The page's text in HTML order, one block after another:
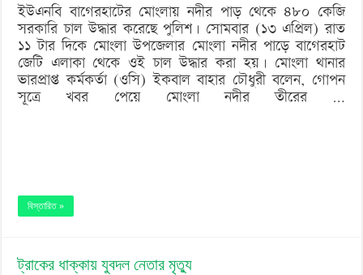
চাল
ইউএনবি বাগেরহাটের মোংলায় নদীর পাড় থেকে ৪৮০ কেজি
সরকারি চাল উদ্ধার করেছে পুলিশ। সোমবার (১৩ এপ্রিল) রাত
১১ টার দিকে মোংলা উপজেলার মোংলা নদীর পাড়ে বাগেরহাট
জেটি এলাকা থেকে ওই চাল উদ্ধার করা হয়। মোংলা থানার
ভারপ্রাপ্ত কর্মকর্তা (ওসি) ইকবাল বাহার চৌধুরী বলেন, গোপন
সূত্রে খবর পেয়ে মোংলা নদীর তীরের …
বিস্তারিত »
ট্রাকের ধাক্কায় যুবদল নেতার মৃত্যু